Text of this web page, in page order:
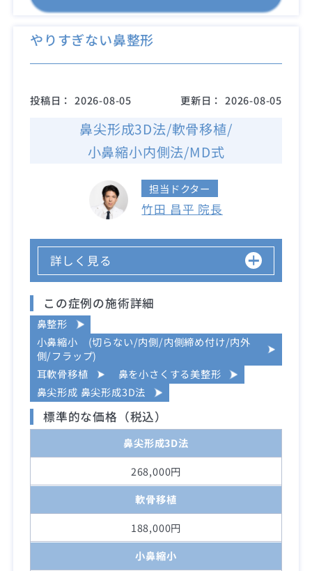
やりすぎない鼻整形
投稿日： 2026-08-05 更新日： 2026-08-05
鼻尖形成3D法/軟骨移植/
小鼻縮小内側法/MD式
担当ドクター
竹田 昌平 院長
詳しく見る
この症例の施術詳細
鼻整形
小鼻縮小 (切らない/内側/内側締め付け/内外
側/フラップ)
耳軟骨移植
鼻を小さくする美整形
鼻尖形成 鼻尖形成3D法
標準的な価格（税込）
鼻尖形成3D法
268,000円
軟骨移植
188,000円
小鼻縮小